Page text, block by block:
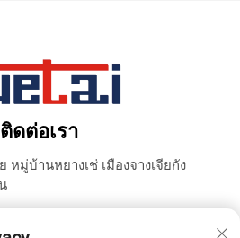
ติดต่อเรา
หมู่บ้านหยางเช่ เมืองจางเจียกัง